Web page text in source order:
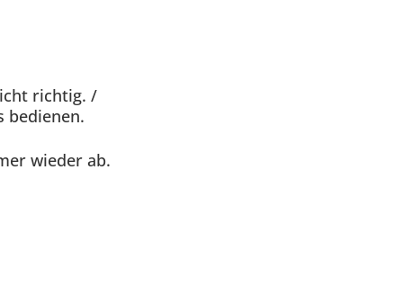
richtig. /
bedienen.
wieder ab.